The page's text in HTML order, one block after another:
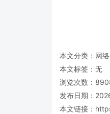
本文分类： 网
本文标签：无
浏览次数：
发布日期：
本文链接：